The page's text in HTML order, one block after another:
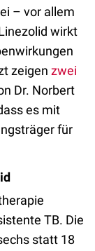
– vor allem
wirkt
zeigen zwei
Dr. Norbert
es mit
für
TB. Die
statt 18